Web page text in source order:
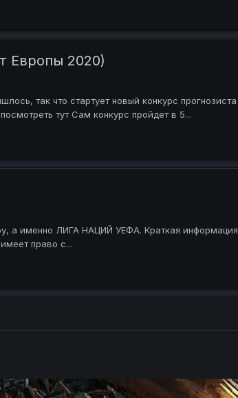
Европы 2020)
так что стартует новый конкурс
тут Сам конкурс пройдет в 5...
а именно ЛИГА НАЦИЙ УЕФА. Краткая
право с...